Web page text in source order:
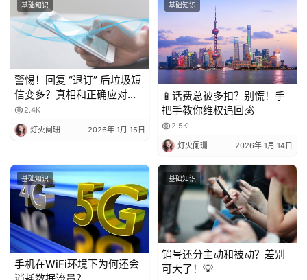
基础知识
警惕！回复 “退订” 后垃圾短
信变多？真相和正确应对方
法都在这
2.4K
灯火阑珊 2026年 1月 15日
基础知识
📱话费总被多扣？别慌！手
把手教你维权追回💰
2.5K
灯火阑珊 2026年 1月 14日
基础知识
手机在WiFi环境下为何还会
基础知识
销号还分主动和被动？差别
可大了！💡